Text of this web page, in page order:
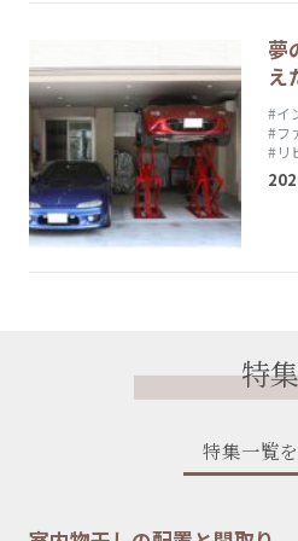
夢
え
#イ
#フ
#リ
特集
特集一覧